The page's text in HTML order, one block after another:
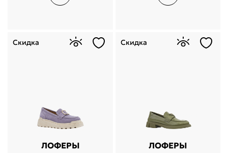
ЛОФЕРЫ
Скидка
ЛОФЕРЫ
Скидка